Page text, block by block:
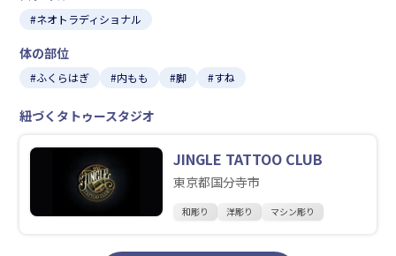
#ネオトラディショナル
体の部位
#ふくらはぎ #内もも #脚 #すね
紐づくタトゥースタジオ
JINGLE TATTOO CLUB
東京都国分寺市
和彫り 洋彫り マシン彫り